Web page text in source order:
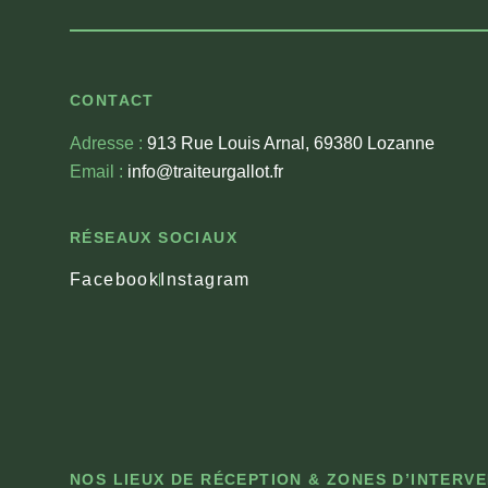
CONTACT
Adresse : 913 Rue Louis Arnal, 69380 Lozanne
Email : info@traiteurgallot.fr
RÉSEAUX SOCIAUX
Facebook Instagram
NOS LIEUX DE RÉCEPTION & ZONES